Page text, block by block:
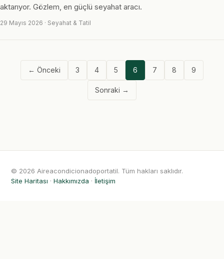
aktarıyor. Gözlem, en güçlü seyahat aracı.
29 Mayıs 2026 · Seyahat & Tatil
← Önceki 3 4 5 6 7 8 9
Sonraki →
© 2026 Aireacondicionadoportatil. Tüm hakları saklıdır.
Site Haritası · Hakkımızda · İletişim